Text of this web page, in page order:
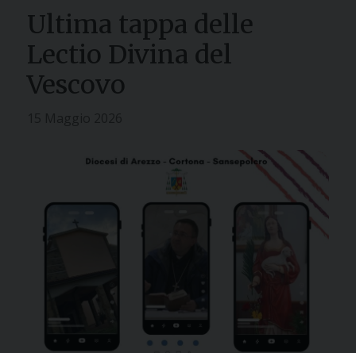
Ultima tappa delle
Lectio Divina del
Vescovo